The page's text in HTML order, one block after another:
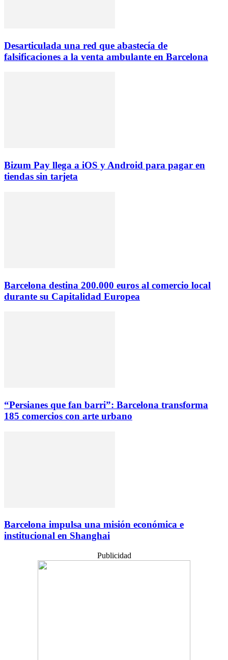
Desarticulada una red que abastecía de
falsificaciones a la venta ambulante en Barcelona
Bizum Pay llega a iOS y Android para pagar en
tiendas sin tarjeta
Barcelona destina 200.000 euros al comercio local
durante su Capitalidad Europea
“Persianes que fan barri”: Barcelona transforma
185 comercios con arte urbano
Barcelona impulsa una misión económica e
institucional en Shanghai
Publicidad